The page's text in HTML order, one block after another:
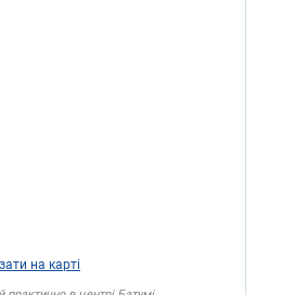
на карті